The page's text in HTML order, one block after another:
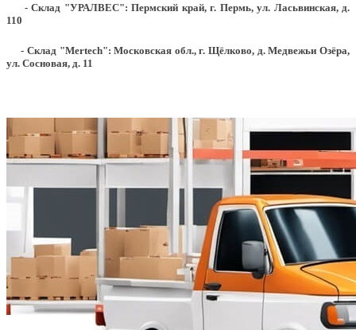
- Склад "УРАЛВЕС": Пермский край, г. Пермь, ул. Ласьвинская, д.
110
- Склад "Mertech": Московская обл., г. Щёлково, д. Медвежьи Озёра,
ул. Сосновая, д. 11